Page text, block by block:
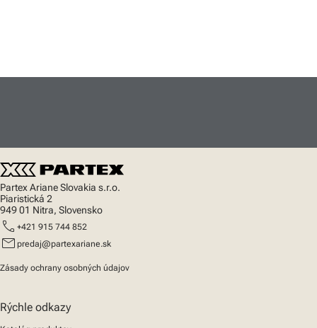
Partex Ariane Slovakia s.r.o.
Piaristická 2
949 01 Nitra, Slovensko
call +421 915 744 852
mail predaj@partexariane.sk
Zásady ochrany osobných údajov
Rýchle odkazy